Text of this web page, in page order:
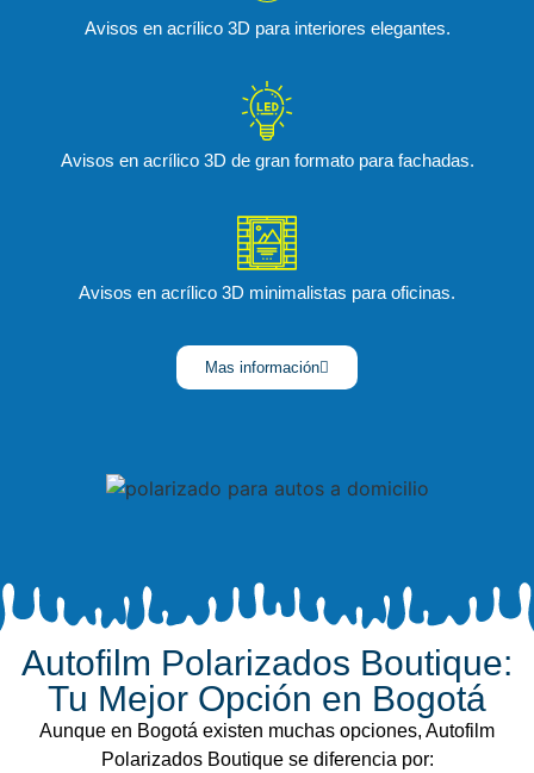
Avisos en acrílico 3D para interiores elegantes.
Avisos en acrílico 3D de gran formato para fachadas.
Avisos en acrílico 3D minimalistas para oficinas.
Mas información
Autofilm Polarizados Boutique:
Tu Mejor Opción en Bogotá
Aunque en Bogotá existen muchas opciones, Autofilm
Polarizados Boutiquese diferencia por: